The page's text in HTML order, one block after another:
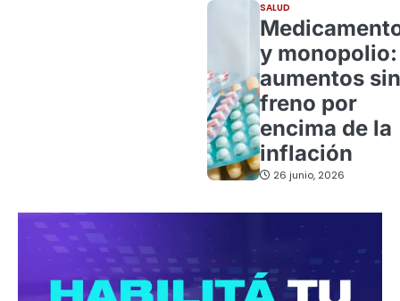
SALUD
y monopolio:
aumentos sin
freno por
encima de la
inflación
26 junio, 2026